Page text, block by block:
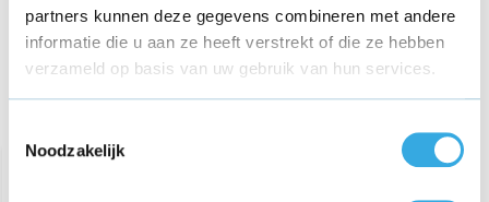
partners kunnen deze gegevens combineren met andere
informatie die u aan ze heeft verstrekt of die ze hebben
verzameld op basis van uw gebruik van hun services.
Noodzakelijk